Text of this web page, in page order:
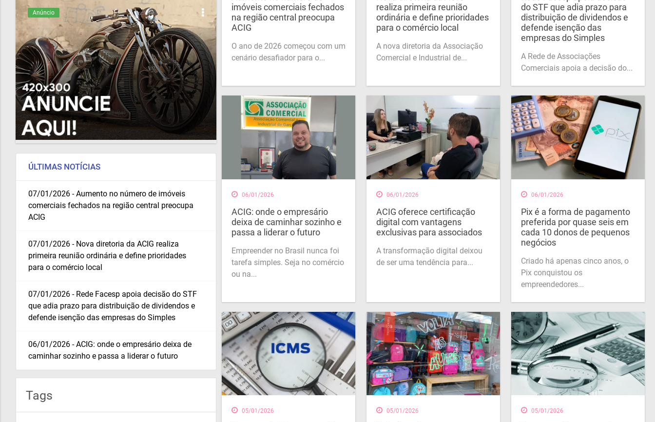
Anúncio
ÚLTIMAS NOTÍCIAS
07/01/2026 - Aumento no número de imóveis
comerciais fechados na região central preocupa
ACIG
07/01/2026 - Nova diretoria da ACIG realiza
primeira reunião ordinária e define prioridades
para o comércio local
07/01/2026 - Rede Facesp apoia decisão do STF
que adia prazo para distribuição de dividendos e
defende isenção das empresas do Simples
06/01/2026 - ACIG: onde o empresário deixa de
caminhar sozinho e passa a liderar o futuro
Tags
imóveis comerciais fechados
na região central preocupa
ACIG
O ano de 2026 começou com um
cenário desafiador para o...
realiza primeira reunião
ordinária e define prioridades
para o comércio local
A nova diretoria da Associação
Comercial e Industrial de...
do STF que adia prazo para
distribuição de dividendos e
defende isenção das
empresas do Simples
A Rede de Associações
Comerciais apoia a decisão do...
06/01/2026
ACIG: onde o empresário
deixa de caminhar sozinho e
passa a liderar o futuro
Empreender no Brasil nunca foi
tarefa simples. Seja no comércio
ou na...
06/01/2026
ACIG oferece certificação
digital com vantagens
exclusivas para associados
A transformação digital deixou
de ser uma tendência para...
06/01/2026
Pix é a forma de pagamento
preferida por quase seis em
cada 10 donos de pequenos
negócios
Criado há apenas cinco anos, o
Pix conquistou os
empreendedores...
05/01/2026 05/01/2026 05/01/2026